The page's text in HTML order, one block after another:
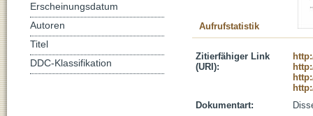
Aufrufstatistik
Zitierfähiger Link
(URI):
Dokumentart:
Erscheinungsdatum
Autoren
Titel
DDC-Klassifikation